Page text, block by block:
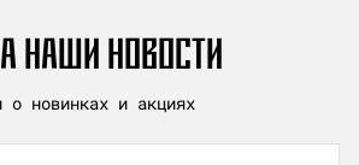
НАШИ НОВОСТИ
о новинках и акциях